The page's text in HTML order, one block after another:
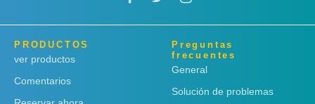
PRODUCTOS
ver productos
Comentarios
Preguntas
frecuentes
General
Solución de problemas